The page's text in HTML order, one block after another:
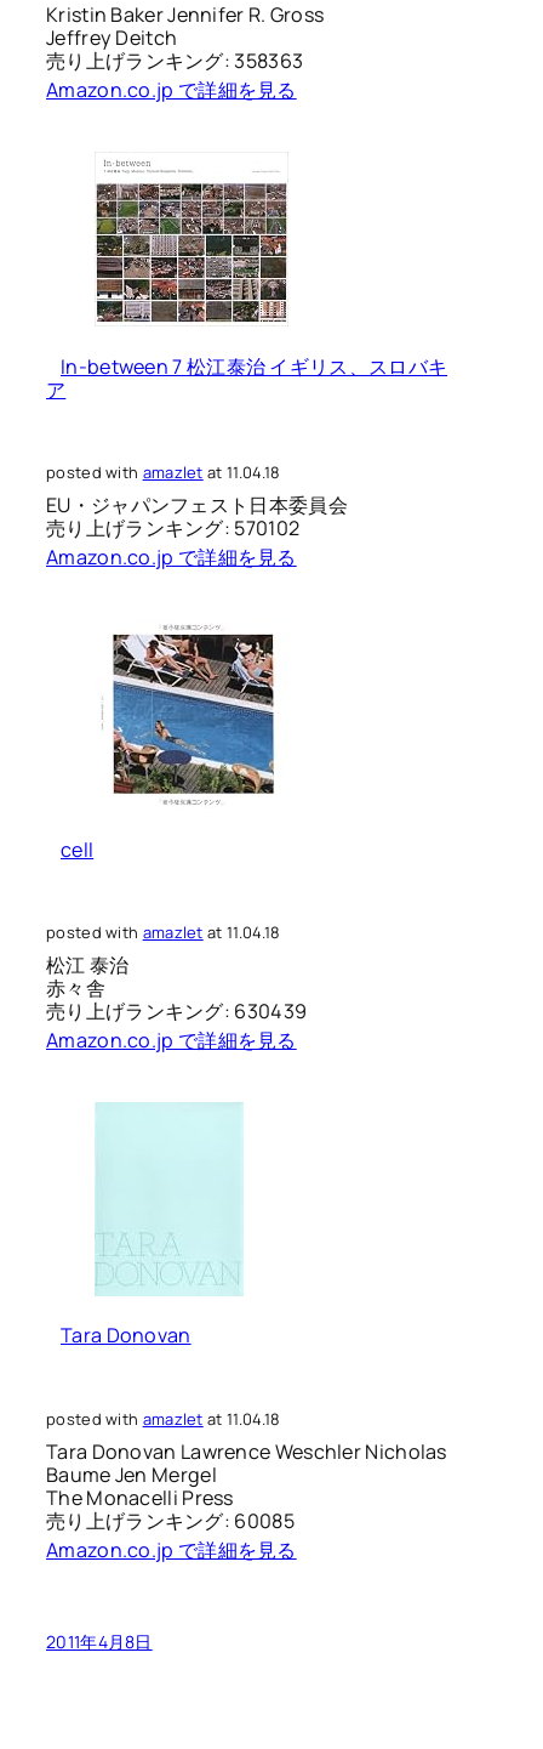
Kristin Baker Jennifer R. Gross
Jeffrey Deitch
売り上げランキング: 358363
Amazon.co.jp で詳細を見る
In-between 7 松江泰治 イギリス、スロバキ
ア
posted with amazlet at 11.04.18
EU・ジャパンフェスト日本委員会
売り上げランキング: 570102
Amazon.co.jp で詳細を見る
cell
posted with amazlet at 11.04.18
松江 泰治
赤々舎
売り上げランキング: 630439
Amazon.co.jp で詳細を見る
Tara Donovan
posted with amazlet at 11.04.18
Tara Donovan Lawrence Weschler Nicholas
Baume Jen Mergel
The Monacelli Press
売り上げランキング: 60085
Amazon.co.jp で詳細を見る
2011年4月8日